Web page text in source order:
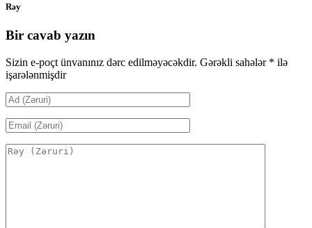
Rəy
Bir cavab yazın
Sizin e-poçt ünvanınız dərc edilməyəcəkdir. Gərəkli sahələr * ilə
işarələnmişdir